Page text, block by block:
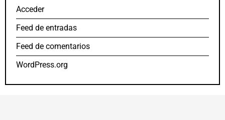
Acceder
Feed de entradas
Feed de comentarios
WordPress.org